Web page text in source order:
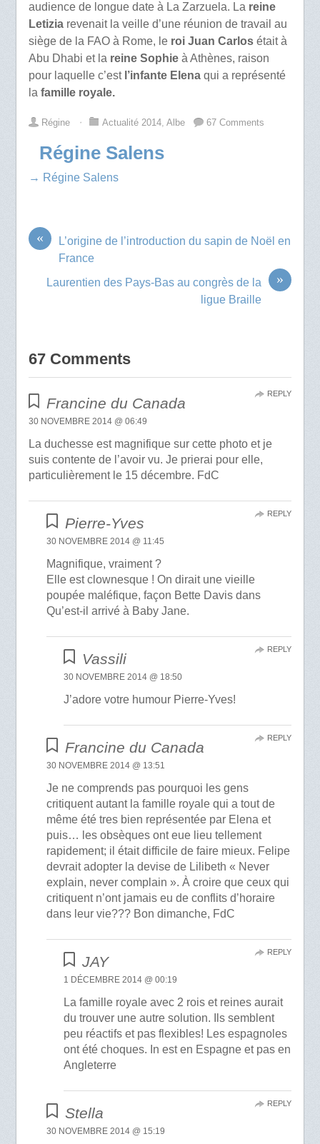
audience de longue date à La Zarzuela. La reine
Letiziarevenait la veille d’une réunion de travail au
siège de la FAO à Rome, le roi Juan Carlosétait à
Abu Dhabi et la reine Sophieà Athènes, raison
pour laquelle c’est l’infante Elenaqui a représenté
la famille royale.
Régine ⋅ Actualité 2014, Albe 67 Comments
Régine Salens
→ Régine Salens
«
L’origine de l’introduction du sapin de Noël en
France
»
Laurentien des Pays-Bas au congrès de la
ligue Braille
67 Comments
Francine du Canada
30 NOVEMBRE 2014 @ 06:49
La duchesse est magnifique sur cette photo et je
suis contente de l’avoir vu. Je prierai pour elle,
particulièrement le 15 décembre. FdC
REPLY
Pierre-Yves
30 NOVEMBRE 2014 @ 11:45
Magnifique, vraiment ?
Elle est clownesque ! On dirait une vieille
poupée maléfique, façon Bette Davis dans
Qu’est-il arrivé à Baby Jane.
REPLY
Vassili
30 NOVEMBRE 2014 @ 18:50
J’adore votre humour Pierre-Yves!
REPLY
Francine du Canada
30 NOVEMBRE 2014 @ 13:51
Je ne comprends pas pourquoi les gens
critiquent autant la famille royale qui a tout de
même été tres bien représentée par Elena et
puis… les obsèques ont eue lieu tellement
rapidement; il était difficile de faire mieux. Felipe
devrait adopter la devise de Lilibeth « Never
explain, never complain ». À croire que ceux qui
critiquent n’ont jamais eu de conflits d’horaire
dans leur vie??? Bon dimanche, FdC
REPLY
JAY
1 DÉCEMBRE 2014 @ 00:19
La famille royale avec 2 rois et reines aurait
du trouver une autre solution. Ils semblent
peu réactifs et pas flexibles! Les espagnoles
ont été choques. In est en Espagne et pas en
Angleterre
REPLY
Stella
30 NOVEMBRE 2014 @ 15:19
REPLY